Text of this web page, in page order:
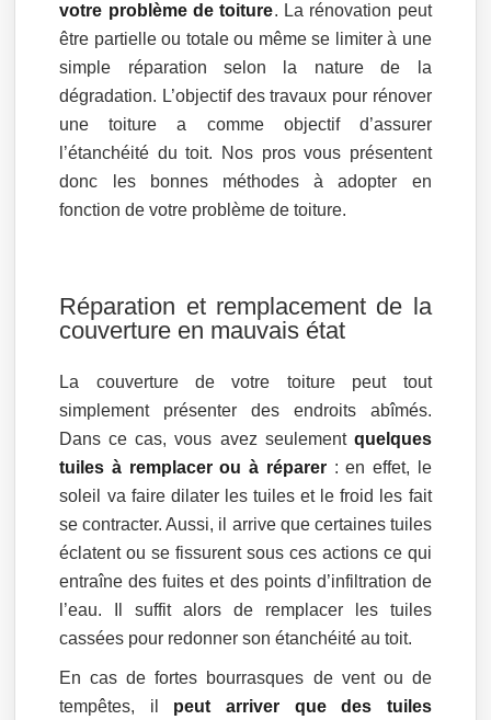
votre problème de toiture. La rénovation peut
être partielle ou totale ou même se limiter à une
simple réparation selon la nature de la
dégradation. L’objectif des travaux pour rénover
une toiture a comme objectif d’assurer
l’étanchéité du toit. Nos pros vous présentent
donc les bonnes méthodes à adopter en
fonction de votre problème de toiture.
Réparation et remplacement de la
couverture en mauvais état
La couverture de votre toiture peut tout
simplement présenter des endroits abîmés.
Dans ce cas, vous avez seulement quelques
tuiles à remplacer ou à réparer: en effet, le
soleil va faire dilater les tuiles et le froid les fait
se contracter. Aussi, il arrive que certaines tuiles
éclatent ou se fissurent sous ces actions ce qui
entraîne des fuites et des points d’infiltration de
l’eau. Il suffit alors de remplacer les tuiles
cassées pour redonner son étanchéité au toit.
En cas de fortes bourrasques de vent ou de
tempêtes, il peut arriver que des tuiles